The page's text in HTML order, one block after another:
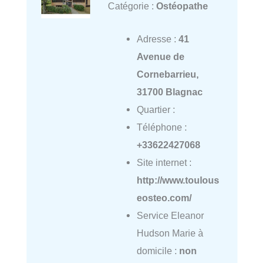
Catégorie : Ostéopathe
Adresse : 41
Avenue de
Cornebarrieu,
31700 Blagnac
Quartier :
Téléphone :
+33622427068
Site internet :
http://www.toulous
eosteo.com/
Service Eleanor
Hudson Marie à
domicile : non